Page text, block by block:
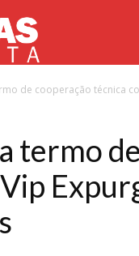
Unisanta
de cooperação técnica
termo